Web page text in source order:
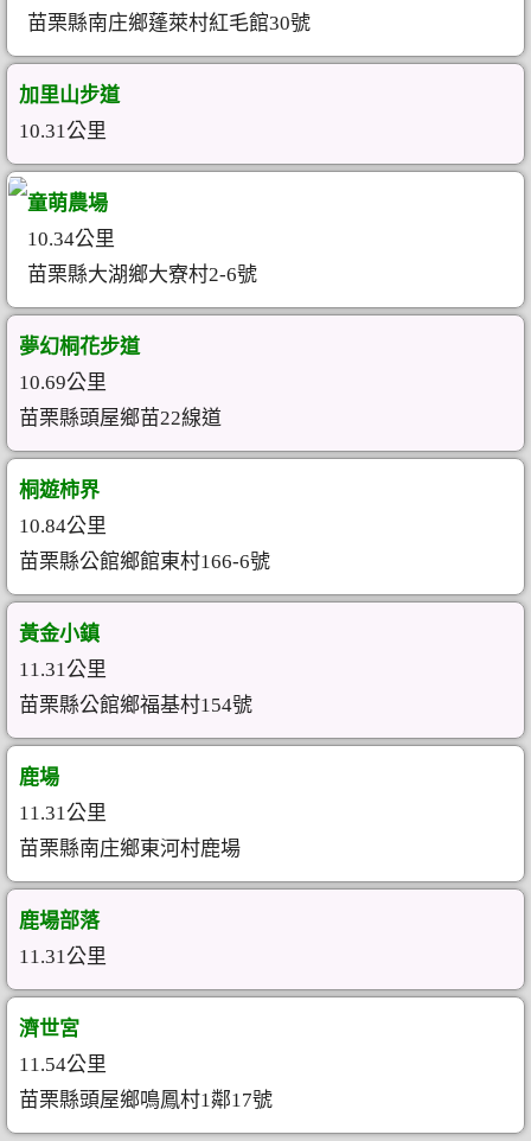
苗栗縣南庄鄉蓬萊村紅毛館30號
加里山步道
10.31公里
童萌農場
10.34公里
苗栗縣大湖鄉大寮村2-6號
夢幻桐花步道
10.69公里
苗栗縣頭屋鄉苗22線道
桐遊柿界
10.84公里
苗栗縣公館鄉館東村166-6號
黃金小鎮
11.31公里
苗栗縣公館鄉福基村154號
鹿場
11.31公里
苗栗縣南庄鄉東河村鹿場
鹿場部落
11.31公里
濟世宮
11.54公里
苗栗縣頭屋鄉鳴鳳村1鄰17號